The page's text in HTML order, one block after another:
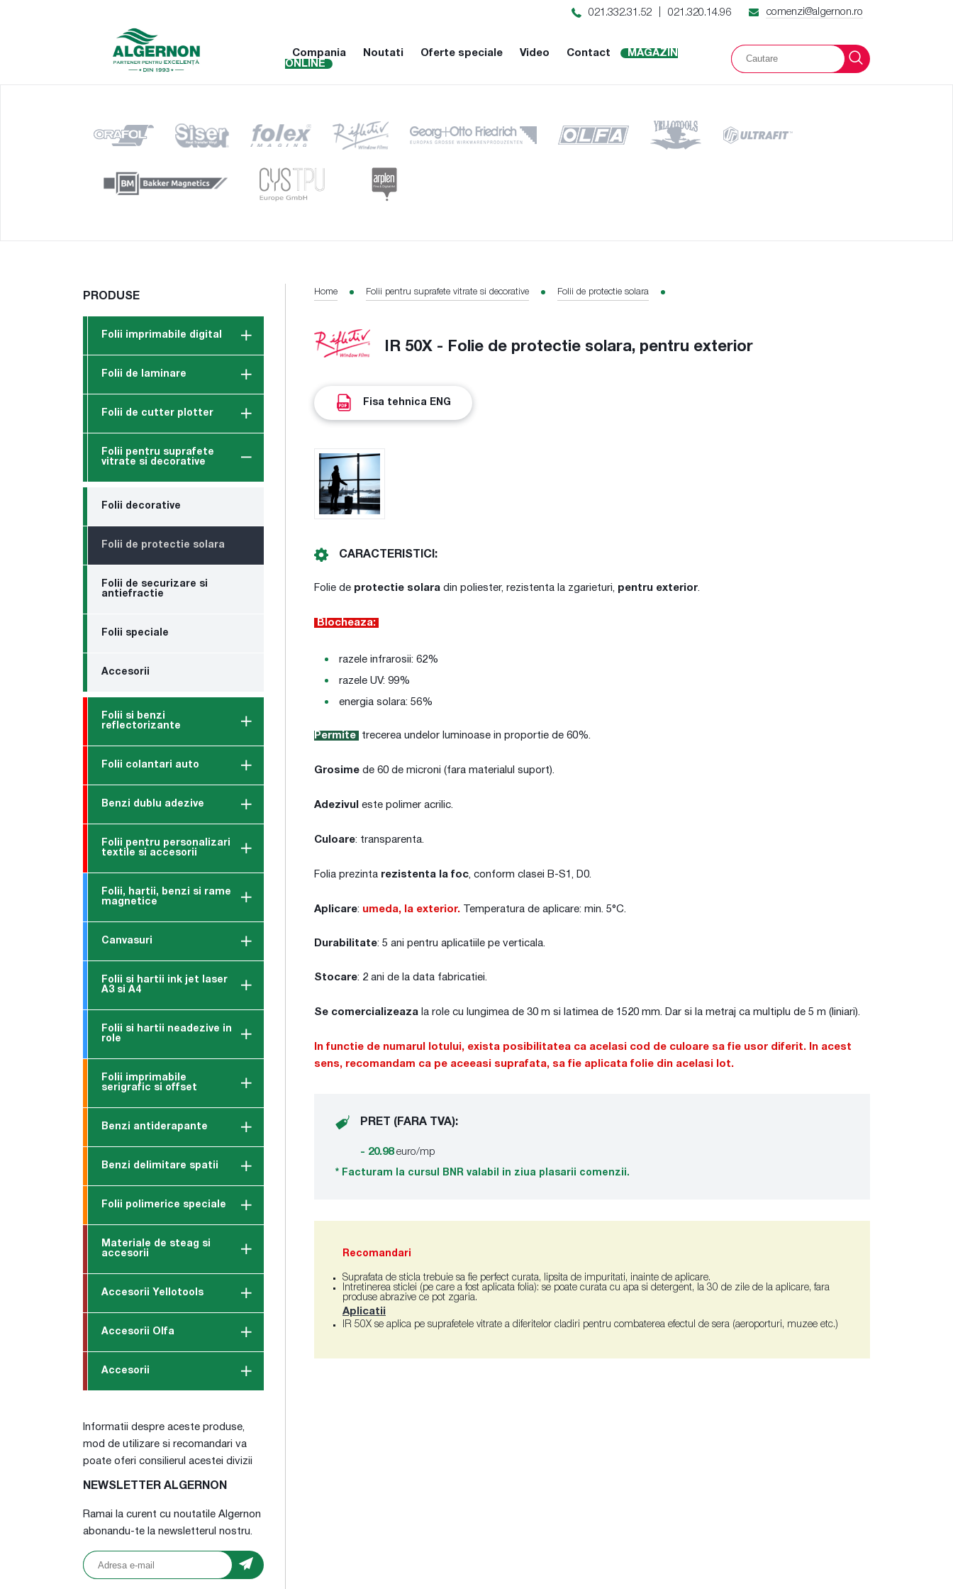
021.332.31.52 021.320.14.96 comenzi@algernon.ro
Compania Noutati Oferte speciale Video Contact
MAGAZIN
ONLINE
PRODUSE
Folii imprimabile digital
Folii de laminare
Folii de cutter plotter
Folii pentru suprafete
vitrate si decorative
Folii decorative
Folii de protectie solara
Folii de securizare si
antiefractie
Folii speciale
Accesorii
Folii si benzi
reflectorizante
Folii colantari auto
Benzi dublu adezive
Folii pentru personalizari
textile si accesorii
Folii, hartii, benzi si rame
magnetice
Canvasuri
Folii si hartii ink jet laser
A3 si A4
Folii si hartii neadezive in
role
Folii imprimabile
serigrafic si offset
Benzi antiderapante
Benzi delimitare spatii
Folii polimerice speciale
Materiale de steag si
accesorii
Accesorii Yellotools
Accesorii Olfa
Accesorii
Informatii despre aceste produse,
mod de utilizare si recomandari va
poate oferi consilierul acestei divizii
NEWSLETTER ALGERNON
Ramai la curent cu noutatile Algernon
abonandu-te la newsletterul nostru.
Home Folii pentru suprafete vitrate si decorative Folii de protectie solara
IR 50X - Folie de protectie solara, pentru exterior
Fisa tehnica ENG
CARACTERISTICI:
Folie de protectie solara din poliester, rezistenta la zgarieturi, pentru exterior.
Blocheaza:
razele infrarosii: 62%
razele UV: 99%
energia solara: 56%
Permite trecerea undelor luminoase in proportie de 60%.
Grosime de 60 de microni (fara materialul suport).
Adezivul este polimer acrilic.
Culoare: transparenta.
Folia prezinta rezistenta la foc, conform clasei B-S1, D0.
Aplicare: umeda, la exterior. Temperatura de aplicare: min. 5°C.
Durabilitate: 5 ani pentru aplicatiile pe verticala.
Stocare: 2 ani de la data fabricatiei.
Se comercializeaza la role cu lungimea de 30 m si latimea de 1520 mm. Dar si la metraj ca multiplu de 5 m (liniari).
In functie de numarul lotului, exista posibilitatea ca acelasi cod de culoare sa fie usor diferit. In acest
sens, recomandam ca pe aceeasi suprafata, sa fie aplicata folie din acelasi lot.
PRET (FARA TVA):
- 20.98 euro/mp
* Facturam la cursul BNR valabil in ziua plasarii comenzii.
Recomandari
Suprafata de sticla trebuie sa fie perfect curata, lipsita de impuritati, inainte de aplicare.
Intretinerea sticlei (pe care a fost aplicata folia): se poate curata cu apa si detergent, la 30 de zile de la aplicare, fara
produse abrazive ce pot zgaria.
Aplicatii
IR 50X se aplica pe suprafetele vitrate a diferitelor cladiri pentru combaterea efectul de sera (aeroporturi, muzee etc.)